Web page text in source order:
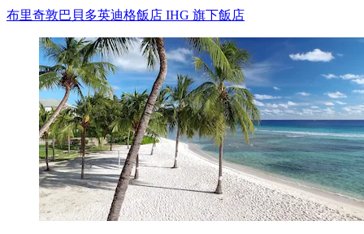
布里奇敦巴貝多英迪格飯店 IHG 旗下飯店